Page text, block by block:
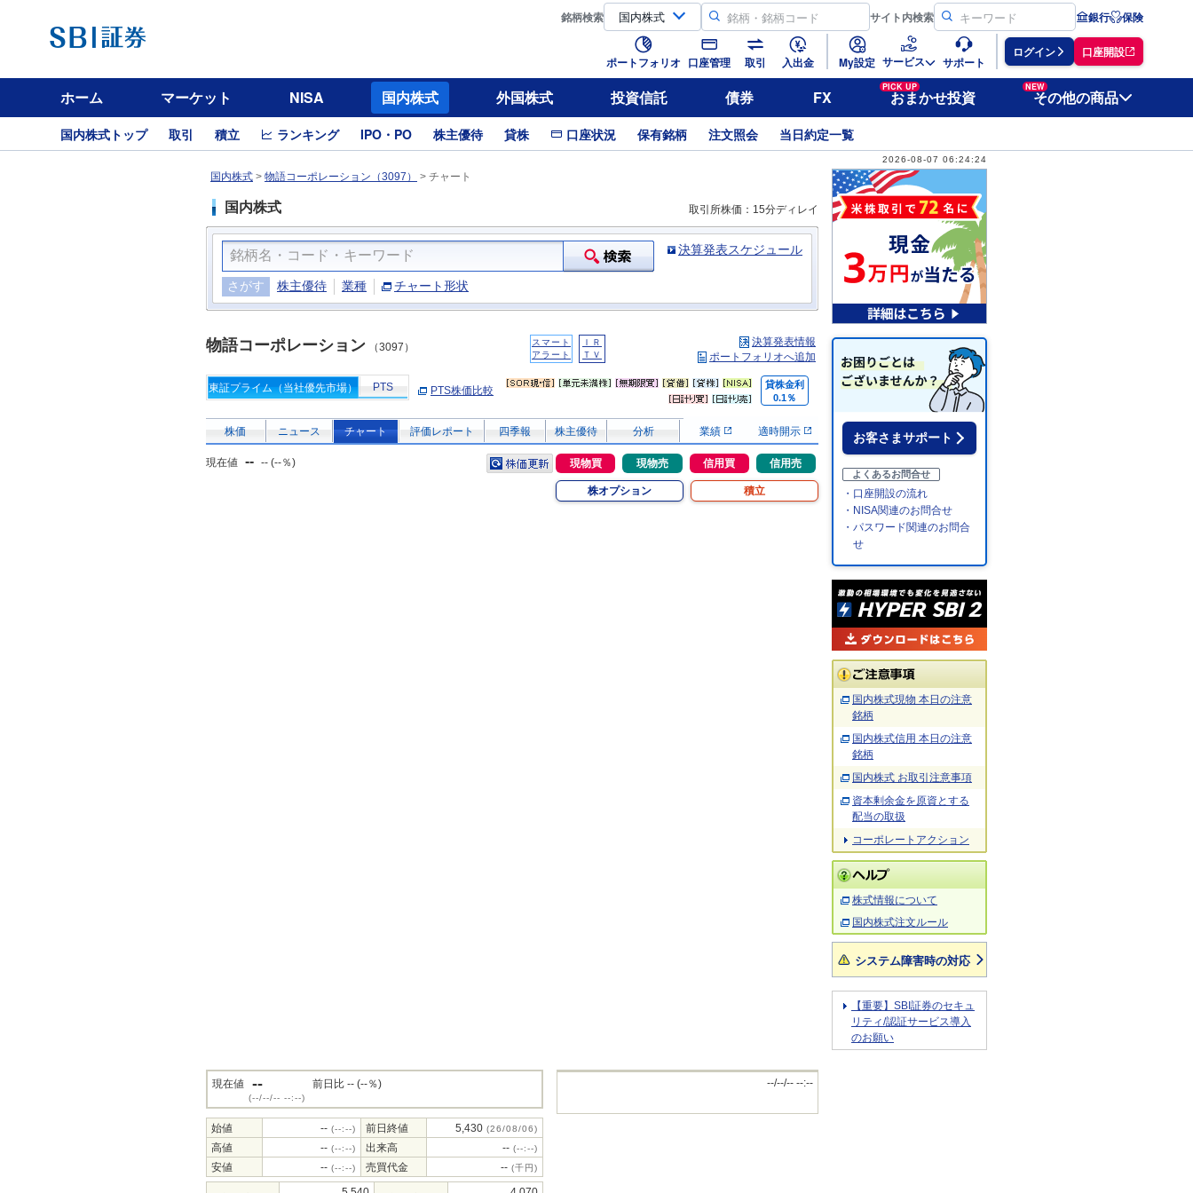
銘柄検索 サイト内検索 銀行 保険
ポートフォリオ 口座管理 取引 入出金 My設定 サービス サポート
ログイン 口座開設
ホーム マーケット NISA 国内株式 外国株式 投資信託 債券 FX
PICK UP
おまかせ投資
NEW
その他の商品
国内株式トップ 取引 積立 ランキング IPO・PO 株主優待 貸株 口座状況 保有銘柄 注文照会 当日約定一覧
2026-08-07 06:24:24
国内株式 > 物語コーポレーション（3097） > チャート
国内株式 取引所株価：15分ディレイ
決算発表スケジュール
さがす 株主優待 業種 チャート形状
物語コーポレーション （3097）
スマート
アラート
ＩＲ
ＴＶ
決算発表情報
ポートフォリオへ追加
東証プライム（当社優先市場） PTS PTS株価比較
貸株金利
0.1％
株価 ニュース チャート 評価レポート 四季報 株主優待 分析 業績 適時開示
現在値 -- -- (--％) 現物買 現物売 信用買 信用売
株オプション 積立
現在値 --
(--/--/-- --:--)
前日比 -- (--％)
始値 -- (--:--) 前日終値 5,430 (26/08/06)
高値 -- (--:--) 出来高 -- (--:--)
安値 -- (--:--) 売買代金 -- (千円)
--/--/-- --:--
お客さまサポート
よくあるお問合せ
・口座開設の流れ
・NISA関連のお問合せ
・パスワード関連のお問合
せ
国内株式現物 本日の注意
銘柄
国内株式信用 本日の注意
銘柄
国内株式 お取引注意事項
資本剰余金を原資とする
配当の取扱
コーポレートアクション
株式情報について
国内株式注文ルール
システム障害時の対応
【重要】SBI証券のセキュ
リティ/認証サービス導入
のお願い